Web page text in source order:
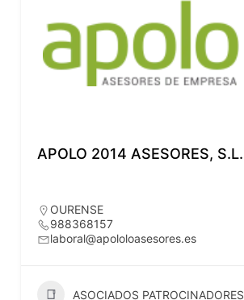
APOLO 2014 ASESORES, S.L.
OURENSE
988368157
laboral@apololoasesores.es
ASOCIADOS PATROCINADORES